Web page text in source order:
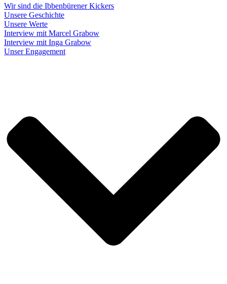
Wir sind die Ibbenbürener Kickers
Unsere Geschichte
Unsere Werte
Interview mit Marcel Grabow
Interview mit Inga Grabow
Unser Engagement